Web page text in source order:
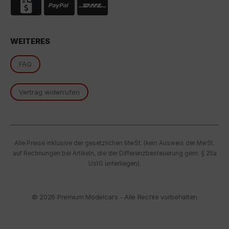
WEITERES
FAQ
Vertrag widerrufen
Alle Preise inklusive der gesetzlichen MwSt. (kein Ausweis der MwSt.
auf Rechnungen bei Artikeln, die der Differenzbesteuerung gem. § 25a
UstG unterliegen).
© 2026 Premium Modelcars - Alle Rechte vorbehalten
oben beschriebene Übertragung nicht statt.